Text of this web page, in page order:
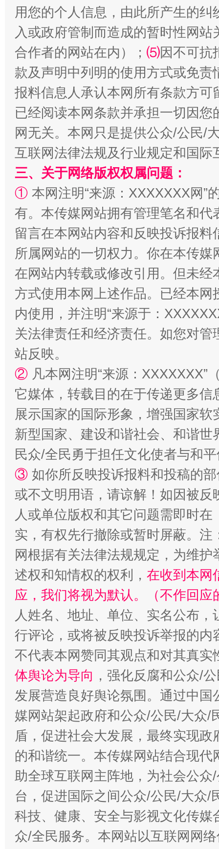
揭批美国五大"原罪" "炒
解纷+调解+退费，一次搞定
站台名比不上好声名
漫山遍野的桃花与雪山、麦地、白藏房 除
招工难、用工荒背后
用您的个人信息，由此所产生的纠
入或政府管制而造成的暂时性网
合作者的网站在内）； ⑸因不可抗
款及声明中列明的使用方式或免责
报料信息人承认本网所有条款方
已经阅读本网条款并承担一切因
网无关。本网只是提供公众/公民/
互联网法律法规及行业规定和国
三、关于网络版权权属问题：
① 本网注明“来源：XXXXXXX网”
有。本传媒网站拥有管理笔名和
留言在本网站内容和反映投诉报
所属网站的一切权力。你在本传
在网站内转载或修改引用。但未
方式使用本网上述作品。已经本
内使用，并注明“来源于：
关法律责任和经济责任。如您对
站反映。
② 凡本网注明“来源：
它媒体，转载目的在于传递更多
展示国家的国际形象，增强国家
新型国家、建设和谐社会、和谐
民众/全民勇于担任文化使者与和
③ 如你所反映投诉报料和投稿的
或不文明用语，请谅解！如因被
人或单位版权和其它问题需即时在
实，有权先行撤除或暂时屏蔽。
网根据有关法律法规规定，为维
述权和知情权的权利， 在收到本网
应，我们将视为默认。（不作回应
人姓名、地址、单位、实名公布
行评论，或将被反映投诉举报的
不代表本网赞同其观点和对其真实
体舆论为导向 ，强化反腐和公众/
发展营造良好舆论氛围。通过中
媒网站架起政府和公众/公民/大众/
盾，促进社会大发展，最终实现
的和谐统一。本传媒网站结合现
助全球互联网主阵地，为社会公
台，促进国际之间公众/公民/大众/
科技、健康、安全与影视文化传
众/全民服务。本网站以互联网网